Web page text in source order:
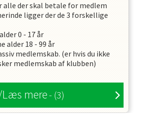
der skal betale for medlem
ligger der de 3 forskellige
0 - 17 år
alder 18 - 99 år
medlemskab. (er hvis du ikke
medlemskab af klubben)
mere- (3)